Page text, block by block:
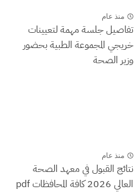
منذ عام
تفاصيل جلسة مهمة لتعيينات
خريجي المجموعة الطبية بحضور
وزير الصحة
منذ عام
نتائج القبول في معهد الصحة
العالي 2026 كافة المحافظات pdf